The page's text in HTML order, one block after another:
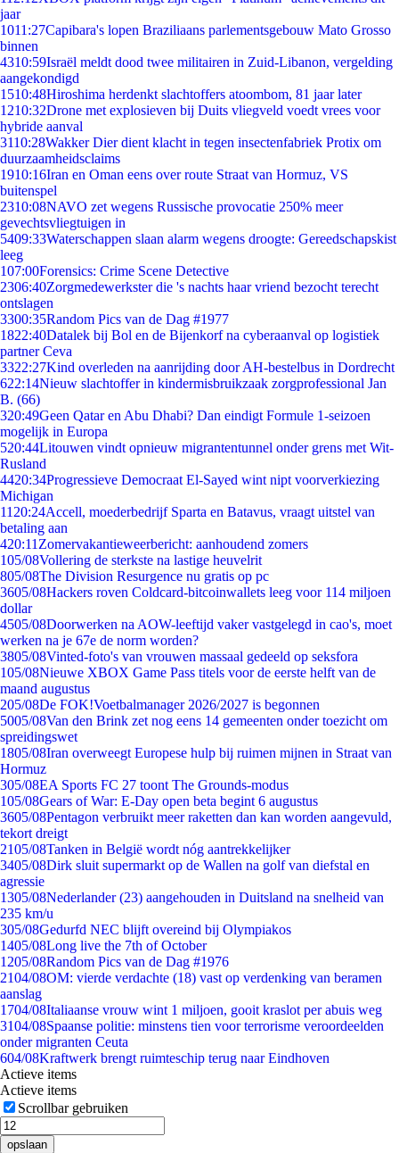
jaar
1011:27Capibara's lopen Braziliaans parlementsgebouw Mato Grosso
binnen
4310:59Israël meldt dood twee militairen in Zuid-Libanon, vergelding
aangekondigd
1510:48Hiroshima herdenkt slachtoffers atoombom, 81 jaar later
1210:32Drone met explosieven bij Duits vliegveld voedt vrees voor
hybride aanval
3110:28Wakker Dier dient klacht in tegen insectenfabriek Protix om
duurzaamheidsclaims
1910:16Iran en Oman eens over route Straat van Hormuz, VS
buitenspel
2310:08NAVO zet wegens Russische provocatie 250% meer
gevechtsvliegtuigen in
5409:33Waterschappen slaan alarm wegens droogte: Gereedschapskist
leeg
107:00Forensics: Crime Scene Detective
2306:40Zorgmedewerkster die 's nachts haar vriend bezocht terecht
ontslagen
3300:35Random Pics van de Dag #1977
1822:40Datalek bij Bol en de Bijenkorf na cyberaanval op logistiek
partner Ceva
3322:27Kind overleden na aanrijding door AH-bestelbus in Dordrecht
622:14Nieuw slachtoffer in kindermisbruikzaak zorgprofessional Jan
B. (66)
320:49Geen Qatar en Abu Dhabi? Dan eindigt Formule 1-seizoen
mogelijk in Europa
520:44Litouwen vindt opnieuw migrantentunnel onder grens met Wit-
Rusland
4420:34Progressieve Democraat El-Sayed wint nipt voorverkiezing
Michigan
11 20:24Accell, moederbedrijf Sparta en Batavus, vraagt uitstel van
betaling aan
420:11 Zomervakantieweerbericht: aanhoudend zomers
105/08Vollering de sterkste na lastige heuvelrit
805/08The Division Resurgence nu gratis op pc
3605/08Hackers roven Coldcard-bitcoinwallets leeg voor 114 miljoen
dollar
4505/08Doorwerken na AOW-leeftijd vaker vastgelegd in cao's, moet
werken na je 67e de norm worden?
3805/08Vinted-foto's van vrouwen massaal gedeeld op seksfora
105/08Nieuwe XBOX Game Pass titels voor de eerste helft van de
maand augustus
205/08De FOK!Voetbalmanager 2026/2027 is begonnen
5005/08Van den Brink zet nog eens 14 gemeenten onder toezicht om
spreidingswet
1805/08Iran overweegt Europese hulp bij ruimen mijnen in Straat van
Hormuz
305/08EA Sports FC 27 toont The Grounds-modus
105/08Gears of War: E-Day open beta begint 6 augustus
3605/08Pentagon verbruikt meer raketten dan kan worden aangevuld,
tekort dreigt
2105/08Tanken in België wordt nóg aantrekkelijker
3405/08Dirk sluit supermarkt op de Wallen na golf van diefstal en
agressie
1305/08Nederlander (23) aangehouden in Duitsland na snelheid van
235 km/u
305/08Gedurfd NEC blijft overeind bij Olympiakos
1405/08Long live the 7th of October
1205/08Random Pics van de Dag #1976
2104/08OM: vierde verdachte (18) vast op verdenking van beramen
aanslag
1704/08Italiaanse vrouw wint 1 miljoen, gooit kraslot per abuis weg
3104/08Spaanse politie: minstens tien voor terrorisme veroordeelden
onder migranten Ceuta
604/08Kraftwerk brengt ruimteschip terug naar Eindhoven
Actieve items
Actieve items
Scrollbar gebruiken
opslaan